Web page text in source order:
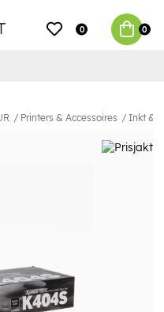
0 0
Printers & Accessoires Inkt &